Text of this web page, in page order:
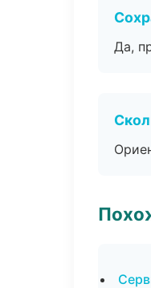
Да,